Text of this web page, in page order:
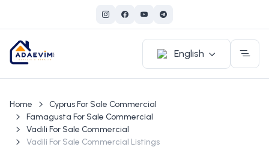
English
Home
Cyprus For Sale Commercial
Famagusta For Sale Commercial
Vadili For Sale Commercial
Vadili For Sale Commercial Listings